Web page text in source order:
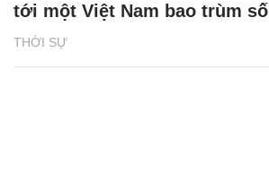
THỜI SỰ
tới một Việt Nam bao trùm số